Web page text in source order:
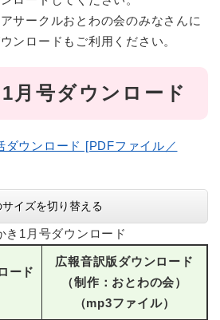
サークルおとわの会のみなさんに
ンロードもご利用ください。
月号ダウンロード
ダウンロード [PDFファイル／
イズを切り替える
き1月号ダウンロード
ード
広報音訳版ダウンロード
（制作：おとわの会）
（mp3ファイル）